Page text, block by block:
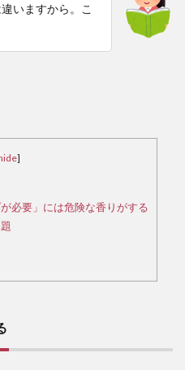
いますから。こ
]
必要」には危険な香りがする